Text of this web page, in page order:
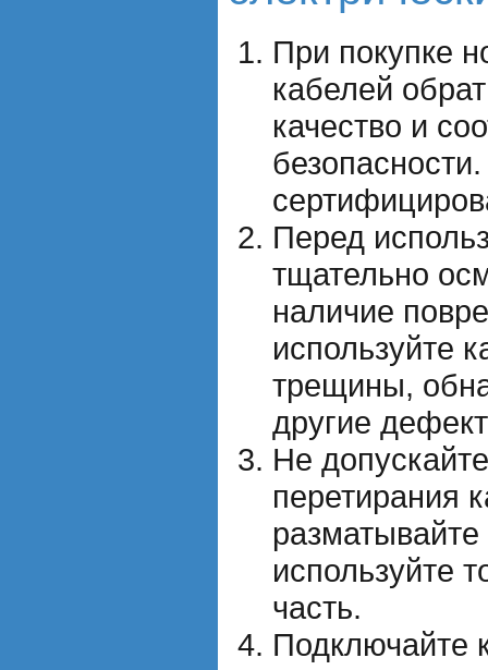
При покупке
кабелей
качество и
Перед
тщательно
наличие
используйте
трещины,
другие
Не
перетирания
используйте
часть.
Подключайте